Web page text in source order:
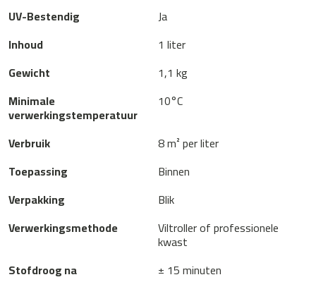
UV-Bestendig
Ja
Inhoud
1 liter
Gewicht
1,1 kg
Minimale
verwerkingstemperatuur
10°C
Verbruik
8 m² per liter
Toepassing
Binnen
Verpakking
Blik
Verwerkingsmethode
Viltroller of professionele
kwast
Stofdroog na
± 15 minuten